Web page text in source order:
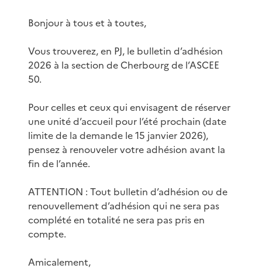
Bonjour à tous et à toutes,
Vous trouverez, en PJ, le bulletin d’adhésion
2026 à la section de Cherbourg de l’ASCEE
50.
Pour celles et ceux qui envisagent de réserver
une unité d’accueil pour l’été prochain (date
limite de la demande le 15 janvier 2026),
pensez à renouveler votre adhésion avant la
fin de l’année.
ATTENTION : Tout bulletin d’adhésion ou de
renouvellement d’adhésion qui ne sera pas
complété en totalité ne sera pas pris en
compte.
Amicalement,